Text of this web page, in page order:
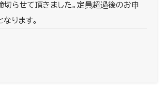
らせて頂きました。定員超過後のお申
ります。